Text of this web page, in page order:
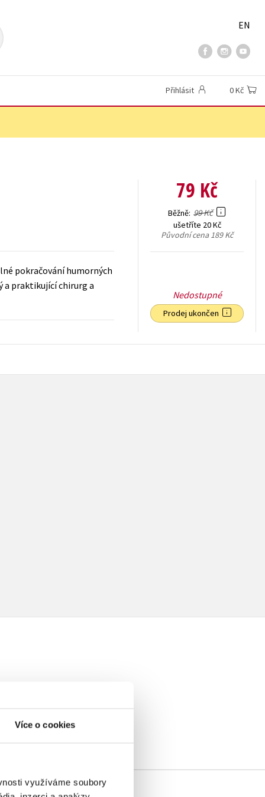
Více o cookies
využíváme soubory
EN
Přihlásit 0 Kč
pokračování humorných
a praktikující chirurg a
79 Kč
Běžně 99 Kč
ušetříte 20 Kč
Původní cena189 Kč
Nedostupné
Prodej ukončen